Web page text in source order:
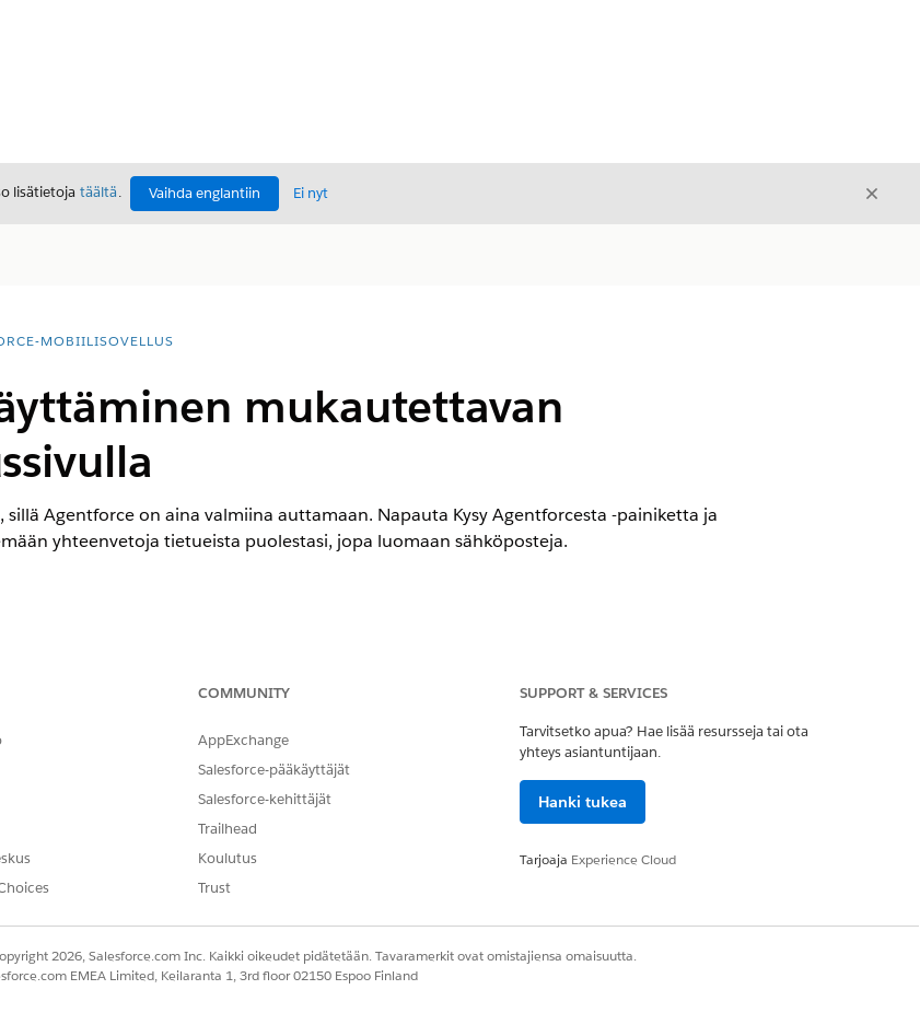
lisätietoja täältä. Vaihda englantiin Ei nyt Sulje
MOBIILISOVELLUS
mukautettavan
sillä Agentforce on aina valmiina auttamaan. Napauta Kysy Agentforcesta -painiketta ja
yhteenvetoja tietueista puolestasi, jopa luomaan sähköposteja.
Copilot for Salesforcen käyttäminen
käyttämisestä. Pidä seuraavat Salesforce-mobiilisovelluksessa olevatAgentforcen
COMMUNITY
AppExchange
Salesforce-pääkäyttäjät
Salesforce-kehittäjät
Trailhead
Koulutus
Trust
SUPPORT & SERVICES
Tarvitsetko apua? Hae lisää resursseja tai ota
yhteys asiantuntijaan.
Hanki tukea
Tarjoaja Experience Cloud
2026, Salesforce.com Inc. Kaikki oikeudet pidätetään. Tavaramerkit ovat omistajiensa omaisuutta.
EMEA Limited, Keilaranta 1, 3rd floor 02150 Espoo Finland